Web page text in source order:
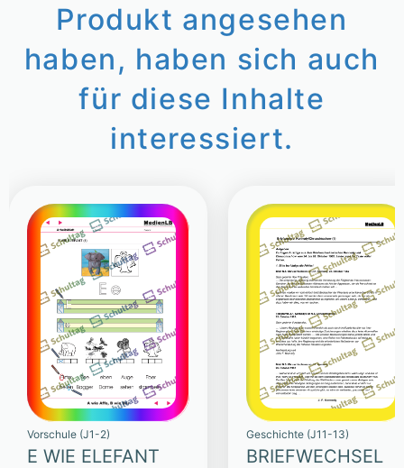
Produkt angesehen
haben, haben sich auch
für diese Inhalte
interessiert.
Vorschule (J1-2)
E WIE ELEFANT
Geschichte (J11-13)
BRIEFWECHSEL